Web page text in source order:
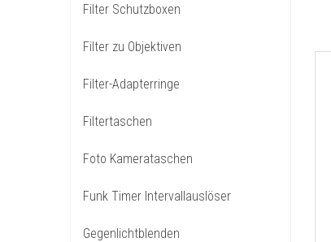
Filter Schutzboxen
Filter zu Objektiven
Filter-Adapterringe
Filtertaschen
Foto Kamerataschen
Funk Timer Intervallauslöser
Gegenlichtblenden